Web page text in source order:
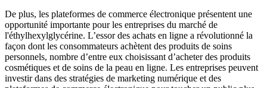
De plus, les plateformes de commerce électronique présentent une
opportunité importante pour les entreprises du marché de
l'éthylhexylglycérine. L’essor des achats en ligne a révolutionné la
façon dont les consommateurs achètent des produits de soins
personnels, nombre d’entre eux choisissant d’acheter des produits
cosmétiques et de soins de la peau en ligne. Les entreprises peuvent
investir dans des stratégies de marketing numérique et des